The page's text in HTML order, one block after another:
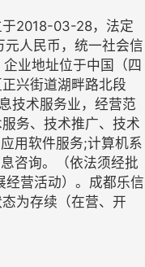
于2018-03-28，法定
人民币，统一社会信
业地址位于中国（四
兴街道湖畔路北段
技术服务业，经营范
务、技术推广、技术
用软件服务;计算机系
咨询。（依法须经批
经营活动）。成都乐信
为存续（在营、开